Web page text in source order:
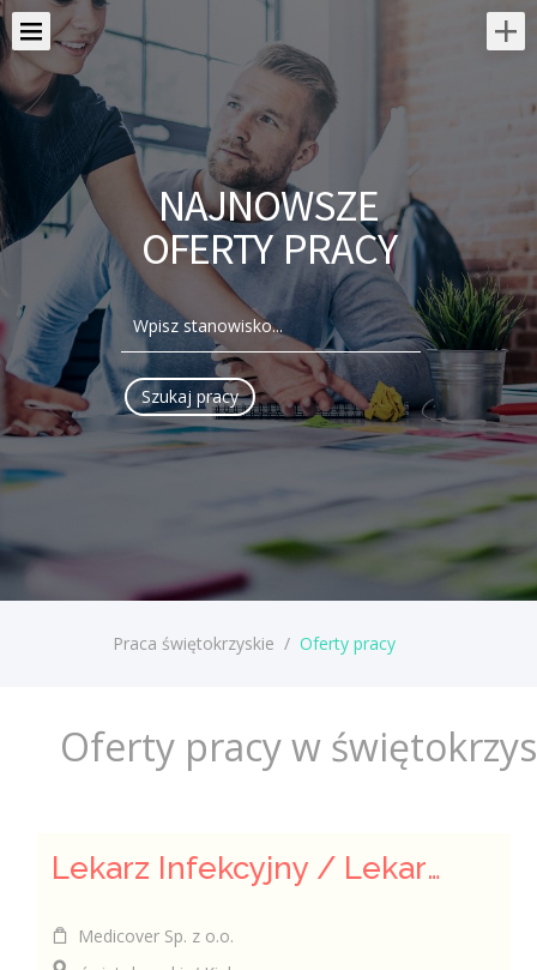
NAJNOWSZE
OFERTY PRACY
Praca świętokrzyskie / Oferty pracy
Oferty pracy w
Lekarz Infekcyjny / Lekarka Infekcyjna
Medicover Sp. z o.o.